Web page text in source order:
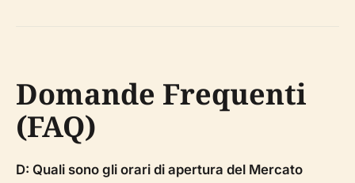
Domande Frequenti
(FAQ)
D: Quali sono gli orari di apertura del Mercato